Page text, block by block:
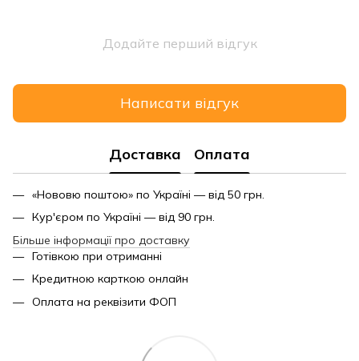
Додайте перший відгук
Написати відгук
Доставка Оплата
«Нововю поштою» по Україні — від 50 грн.
Кур'єром по Україні — від 90 грн.
Більше інформації про доставку
Готівкою при отриманні
Кредитною карткою онлайн
Оплата на реквізити ФОП